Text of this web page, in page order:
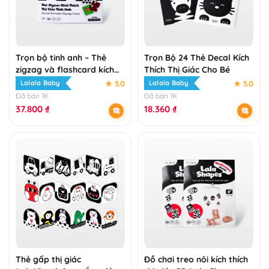
Trọn bộ tinh anh – Thẻ
zigzag và flashcard kích
thích thị giác
Lalala Baby ★ 5.0
Đã bán 1K
37.800 ₫
Trọn Bộ 24 Thẻ Decal Kích
Thích Thị Giác Cho Bé
Lalala Baby ★ 5.0
Đã bán 1K
18.360 ₫
Thẻ gấp thị giác
Đồ chơi treo nôi kích thích